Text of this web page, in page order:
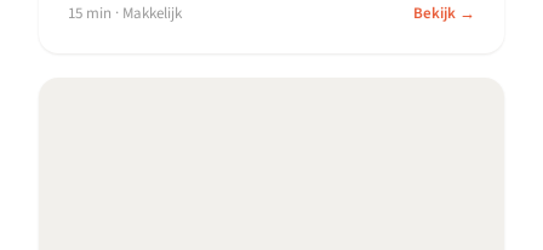
15 min · Makkelijk Bekijk →